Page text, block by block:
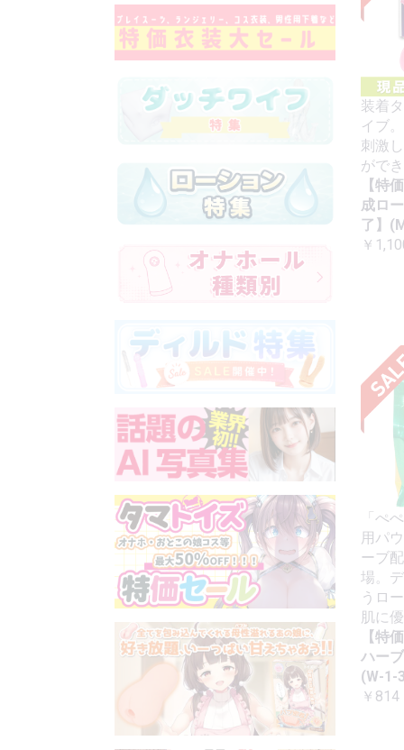
装着
イブ
刺激
がで
【特
成ロ
了】
￥
「ぺ
用パ
ーブ
場。
うロ
肌に
【特
ハー
(W-1-
￥814